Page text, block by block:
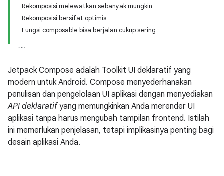
Rekomposisi melewatkan sebanyak mungkin
Rekomposisi bersifat optimis
Fungsi composable bisa berjalan cukup sering
Jetpack Compose adalah Toolkit UI deklaratif yang
modern untuk Android. Compose menyederhanakan
penulisan dan pengelolaan UI aplikasi dengan menyediakan
API deklaratifyang memungkinkan Anda merender UI
aplikasi tanpa harus mengubah tampilan frontend. Istilah
ini memerlukan penjelasan, tetapi implikasinya penting bagi
desain aplikasi Anda.